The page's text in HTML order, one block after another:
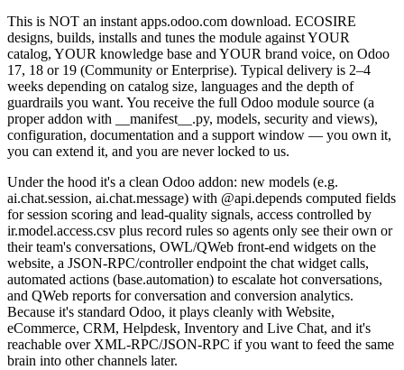
This is NOT an instant apps.odoo.com download. ECOSIRE
designs, builds, installs and tunes the module against YOUR
catalog, YOUR knowledge base and YOUR brand voice, on Odoo
17, 18 or 19 (Community or Enterprise). Typical delivery is 2–4
weeks depending on catalog size, languages and the depth of
guardrails you want. You receive the full Odoo module source (a
proper addon with __manifest__.py, models, security and views),
configuration, documentation and a support window — you own it,
you can extend it, and you are never locked to us.
Under the hood it's a clean Odoo addon: new models (e.g.
ai.chat.session, ai.chat.message) with @api.depends computed fields
for session scoring and lead-quality signals, access controlled by
ir.model.access.csv plus record rules so agents only see their own or
their team's conversations, OWL/QWeb front-end widgets on the
website, a JSON-RPC/controller endpoint the chat widget calls,
automated actions (base.automation) to escalate hot conversations,
and QWeb reports for conversation and conversion analytics.
Because it's standard Odoo, it plays cleanly with Website,
eCommerce, CRM, Helpdesk, Inventory and Live Chat, and it's
reachable over XML-RPC/JSON-RPC if you want to feed the same
brain into other channels later.